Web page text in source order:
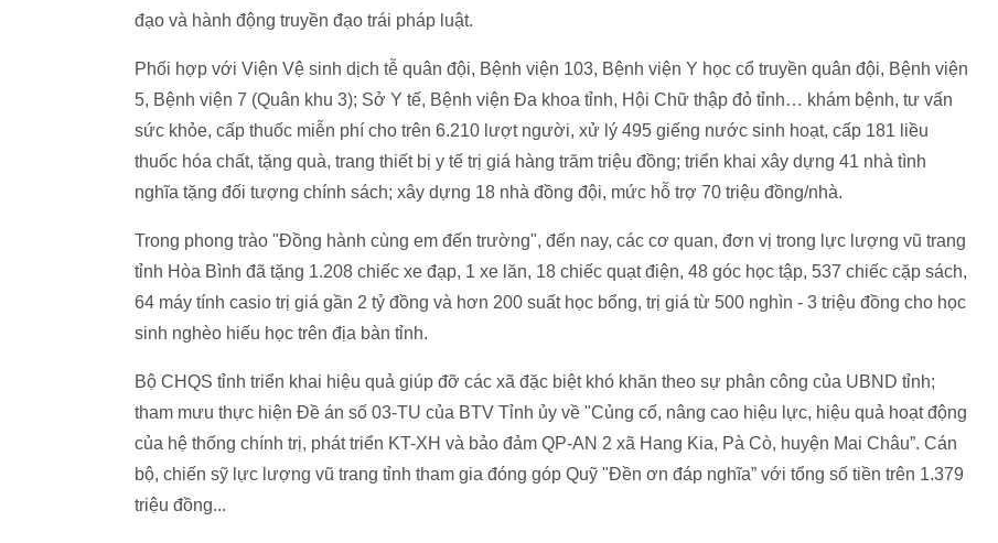
đạo và hành động truyền đạo trái pháp luật.
Phối hợp với Viện Vệ sinh dịch tễ quân đội, Bệnh viện 103, Bệnh viện Y học cổ truyền quân đội, Bệnh viện
5, Bệnh viện 7 (Quân khu 3); Sở Y tế, Bệnh viện Đa khoa tỉnh, Hội Chữ thập đỏ tỉnh… khám bệnh, tư vấn
sức khỏe, cấp thuốc miễn phí cho trên 6.210 lượt người, xử lý 495 giếng nước sinh hoạt, cấp 181 liều
thuốc hóa chất, tặng quà, trang thiết bị y tế trị giá hàng trăm triệu đồng; triển khai xây dựng 41 nhà tình
nghĩa tặng đối tượng chính sách; xây dựng 18 nhà đồng đội, mức hỗ trợ 70 triệu đồng/nhà.
Trong phong trào "Đồng hành cùng em đến trường", đến nay, các cơ quan, đơn vị trong lực lượng vũ trang
tỉnh Hòa Bình đã tặng 1.208 chiếc xe đạp, 1 xe lăn, 18 chiếc quạt điện, 48 góc học tập, 537 chiếc cặp sách,
64 máy tính casio trị giá gần 2 tỷ đồng và hơn 200 suất học bổng, trị giá từ 500 nghìn - 3 triệu đồng cho học
sinh nghèo hiếu học trên địa bàn tỉnh.
Bộ CHQS tỉnh triển khai hiệu quả giúp đỡ các xã đặc biệt khó khăn theo sự phân công của UBND tỉnh;
tham mưu thực hiện Đề án số 03-TU của BTV Tỉnh ủy về "Củng cố, nâng cao hiệu lực, hiệu quả hoạt động
của hệ thống chính trị, phát triển KT-XH và bảo đảm QP-AN 2 xã Hang Kia, Pà Cò, huyện Mai Châu”. Cán
bộ, chiến sỹ lực lượng vũ trang tỉnh tham gia đóng góp Quỹ "Đền ơn đáp nghĩa” với tổng số tiền trên 1.379
triệu đồng...